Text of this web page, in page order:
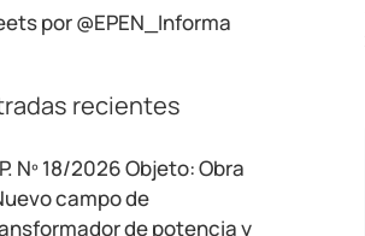
por @EPEN_Informa
recientes
Nº 18/2026 Objeto: Obra
campo de
de potencia y